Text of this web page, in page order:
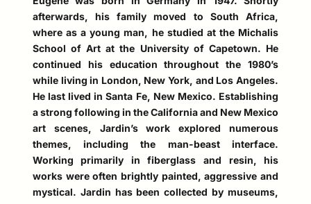
afterwards, his family moved to South Africa,
where as a young man, he studied at the Michalis
School of Art at the University of Capetown. He
continued his education throughout the 1980’s
while living in London, New York, and Los Angeles.
He last lived in Santa Fe, New Mexico. Establishing
a strong following in the California and New Mexico
art scenes, Jardin’s work explored numerous
themes, including the man-beast interface.
Working primarily in fiberglass and resin, his
works were often brightly painted, aggressive and
mystical. Jardin has been collected by museums,